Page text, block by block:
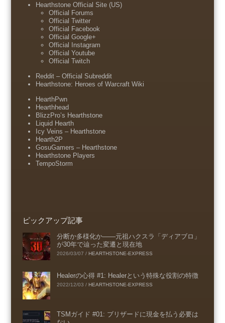
Hearthstone Official Site (US)
Official Forums
Official Twitter
Official Facebook
Official Google+
Official Instagram
Official Youtube
Official Twitch
Reddit – Official Subreddit
Hearthstone: Heroes of Warcraft Wiki
HearthPwn
Hearthhead
BlizzPro’s Hearthstone
Liquid Hearth
Icy Veins – Hearthstone
Hearth2P
GosuGamers – Hearthstone
Hearthstone Players
TempoStorm
ピックアップ記事
分断か多様化か――元祖ハクスラ「ディアブロ」
が30年で辿った変遷と現在地
2026/03/07 / HEARTHSTONE-EXPRESS
Healerの心得 #1: Healerという特殊な役割の特徴
2022/12/03 / HEARTHSTONE-EXPRESS
TSMガイド #01: ブリザードに現金を払う必要は